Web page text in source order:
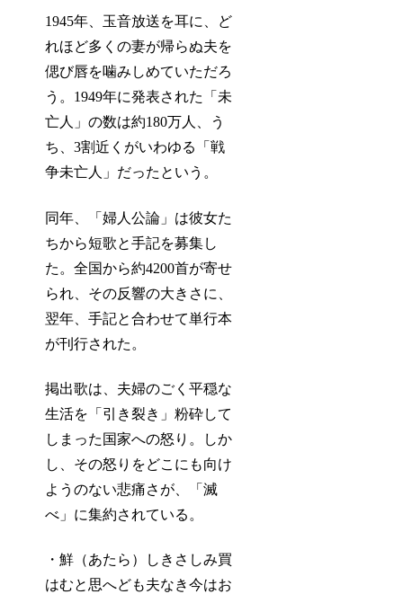
1945年、玉音放送を耳に、ど
れほど多くの妻が帰らぬ夫を
偲び唇を噛みしめていただろ
う。1949年に発表された「未
亡人」の数は約180万人、う
ち、3割近くがいわゆる「戦
争未亡人」だったという。
同年、「婦人公論」は彼女た
ちから短歌と手記を募集し
た。全国から約4200首が寄せ
られ、その反響の大きさに、
翌年、手記と合わせて単行本
が刊行された。
掲出歌は、夫婦のごく平穏な
生活を「引き裂き」粉砕して
しまった国家への怒り。しか
し、その怒りをどこにも向け
ようのない悲痛さが、「滅
べ」に集約されている。
・鮮（あたら）しきさしみ買
はむと思へども夫なき今はお